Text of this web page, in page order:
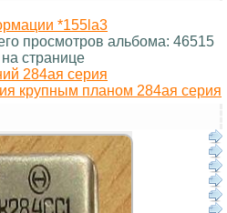
*155la3
просмотров альбома: 46515
странице
284ая серия
крупным планом 284ая серия